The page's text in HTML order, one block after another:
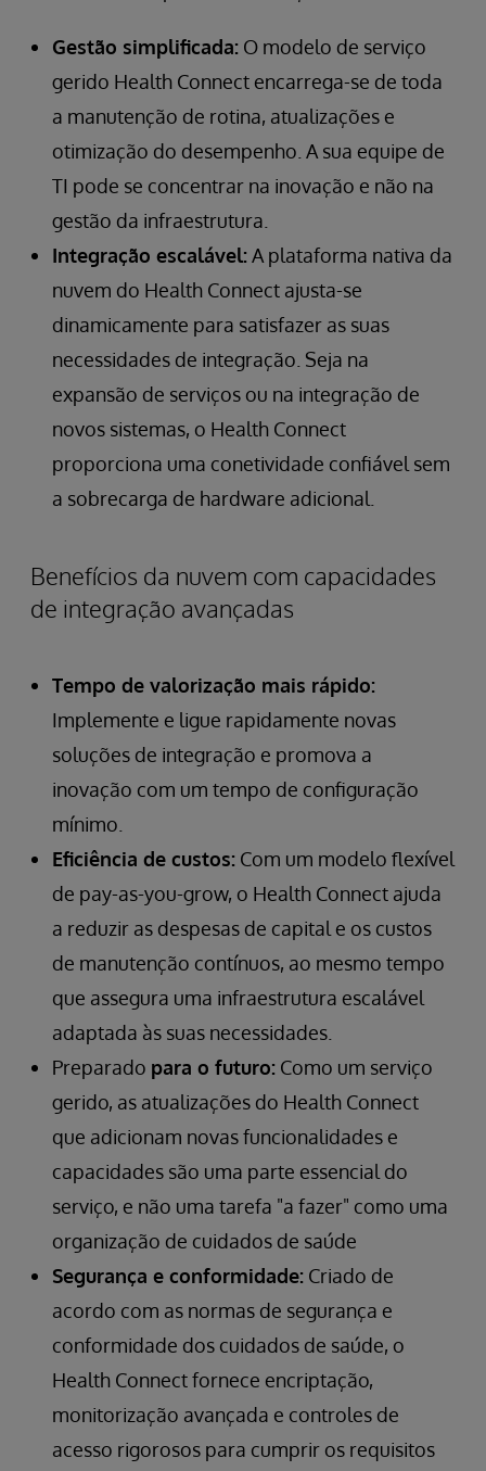
Gestão simplificada: O modelo de serviço
gerido Health Connect encarrega-se de toda
a manutenção de rotina, atualizações e
otimização do desempenho. A sua equipe de
TI pode se concentrar na inovação e não na
gestão da infraestrutura.
Integração escalável:A plataforma nativa da
nuvem do Health Connect ajusta-se
dinamicamente para satisfazer as suas
necessidades de integração. Seja na
expansão de serviços ou na integração de
novos sistemas, o Health Connect
proporciona uma conetividade confiável sem
a sobrecarga de hardware adicional.
Benefícios da nuvem com capacidades
de integração avançadas
Tempo de valorização mais rápido:
Implemente e ligue rapidamente novas
soluções de integração e promova a
inovação com um tempo de configuração
mínimo.
Eficiência de custos: Com um modelo flexível
de pay-as-you-grow, o Health Connect ajuda
a reduzir as despesas de capital e os custos
de manutenção contínuos, ao mesmo tempo
que assegura uma infraestrutura escalável
adaptada às suas necessidades.
Preparado para o futuro: Como um serviço
gerido, as atualizações do Health Connect
que adicionam novas funcionalidades e
capacidades são uma parte essencial do
serviço, e não uma tarefa "a fazer" como uma
organização de cuidados de saúde
Segurança e conformidade: Criado de
acordo com as normas de segurança e
conformidade dos cuidados de saúde, o
Health Connect fornece encriptação,
monitorização avançada e controles de
acesso rigorosos para cumprir os requisitos